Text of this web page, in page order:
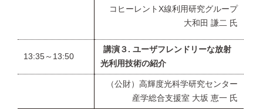
コヒーレントX線利用研究グループ
大和田 謙二 氏
13:35～13:50
講演３. ユーザフレンドリーな放射
光利用技術の紹介
（公財）高輝度光科学研究センター
産学総合支援室 大坂 恵一 氏